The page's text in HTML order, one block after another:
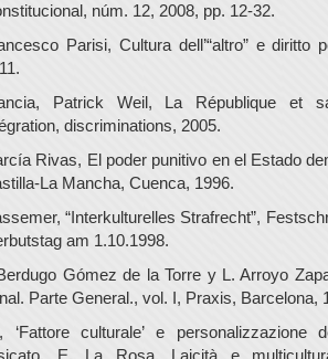
núm. 12, 2008, pp. 12-32.
Parisi, Cultura dell’“altro” e diritto
Patrick Weil, La République et
discriminations, 2005.
Rivas, El poder punitivo en el Estado
La Mancha, Cuenca, 1996.
“Interkulturelles Strafrecht”,
am 1.10.1998.
Gómez de la Torre y L. Arroyo
Parte General., vol. I, Praxis, Barcelona,
‘Fattore culturale’ e personalizzazione